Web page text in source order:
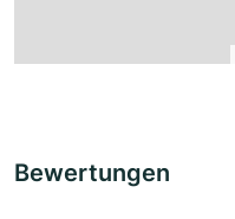
Bewertungen